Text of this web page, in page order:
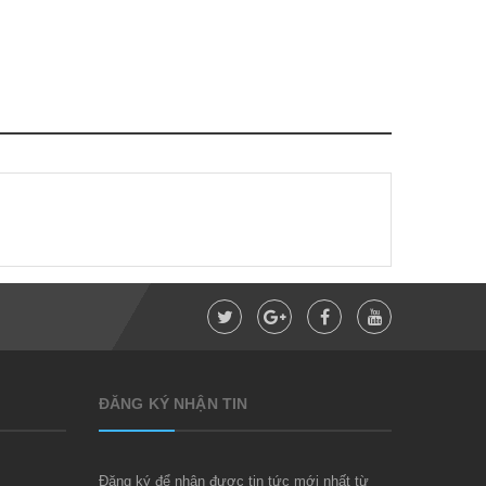
ĐĂNG KÝ NHẬN TIN
Đăng ký để nhận được tin tức mới nhất từ